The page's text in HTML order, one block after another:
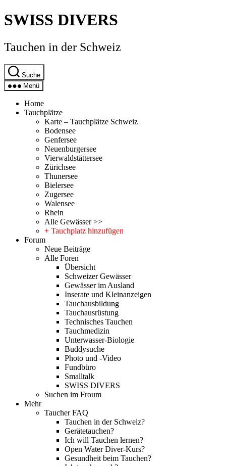
Direkt
zum
wechseln
SWISS DIVERS
Tauchen in der Schweiz
Suche
Menü
Home
Tauchplätze
Karte – Tauchplätze Schweiz
Bodensee
Genfersee
Neuenburgersee
Vierwaldstättersee
Zürichsee
Thunersee
Bielersee
Zugersee
Walensee
Rhein
Alle Gewässer >>
+ Tauchplatz hinzufügen
Forum
Neue Beiträge
Alle Foren
Übersicht
Schweizer Gewässer
Gewässer im Ausland
Inserate und Kleinanzeigen
Tauchausbildung
Tauchausrüstung
Technisches Tauchen
Tauchmedizin
Unterwasser-Biologie
Buddysuche
Photo und -Video
Fundbüro
Smalltalk
SWISS DIVERS
Suchen im Froum
Mehr
Taucher FAQ
Tauchen in der Schweiz?
Gerätetauchen?
Ich will Tauchen lernen?
Open Water Diver-Kurs?
Gesundheit beim Tauchen?